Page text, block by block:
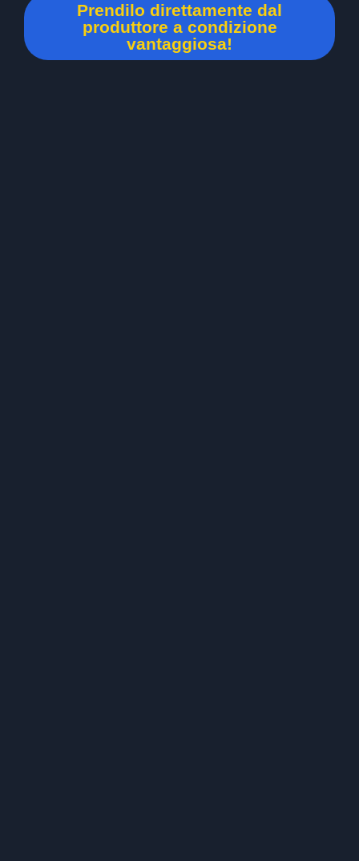
Prendilo direttamente dal
produttore a condizione
vantaggiosa!